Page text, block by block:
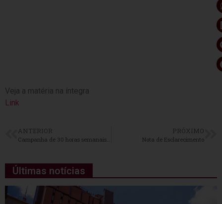
Veja a matéria na íntegra
Link
ANTERIOR PRÓXIMO
Nota de Esclarecimento
Últimas notícias